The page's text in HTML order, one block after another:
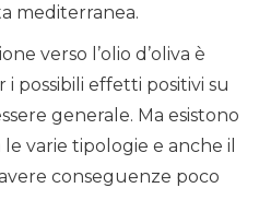
mediterranea.
verso l’olio d’oliva è
possibili effetti positivi su
generale. Ma esistono
varie tipologie e anche il
conseguenze poco